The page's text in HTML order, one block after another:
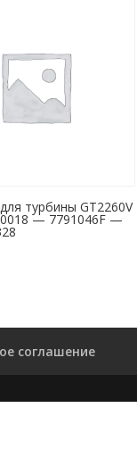
турбины GT2260V
— 7791046F —
соглашение